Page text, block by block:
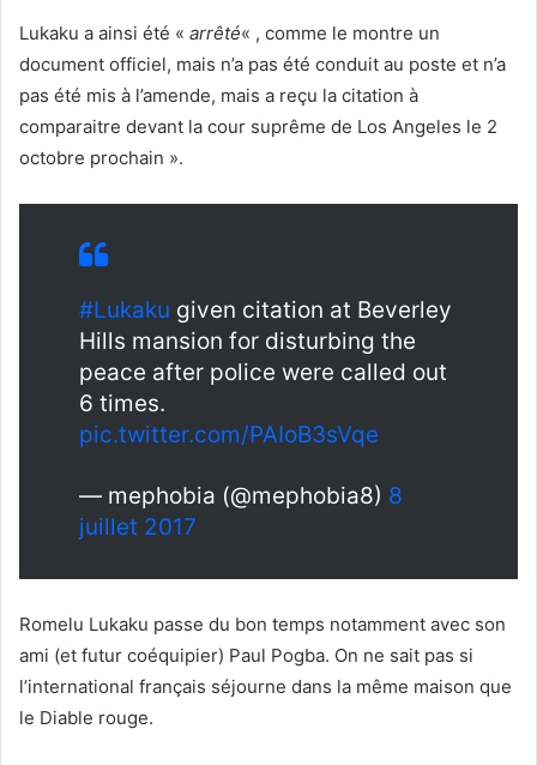
Lukaku a ainsi été « arrêté« , comme le montre un
document officiel, mais n’a pas été conduit au poste et n’a
pas été mis à l’amende, mais a reçu la citation à
comparaitre devant la cour suprême de Los Angeles le 2
octobre prochain ».
#Lukaku given citation at Beverley
Hills mansion for disturbing the
peace after police were called out
6 times.
pic.twitter.com/PAIoB3sVqe
— mephobia (@mephobia8) 8
juillet 2017
Romelu Lukaku passe du bon temps notamment avec son
ami (et futur coéquipier) Paul Pogba. On ne sait pas si
l’international français séjourne dans la même maison que
le Diable rouge.